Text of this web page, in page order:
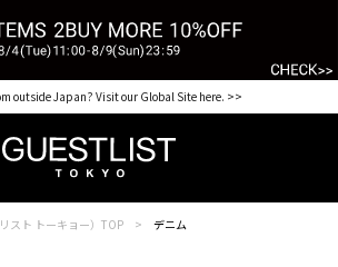
outside Japan? Visit our Global Site here. >>
新規会員様1000Point Present Campaign CHECK IT>>
スト トーキョー）TOP デニム